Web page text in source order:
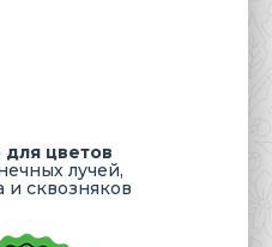
цветов
лучей,
и сквозняков